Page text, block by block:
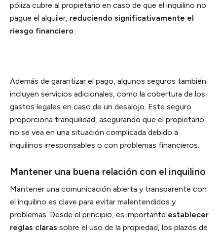
póliza cubre al propietario en caso de que el inquilino no
pague el alquiler, reduciendo significativamente el
riesgo financiero.
Además de garantizar el pago, algunos seguros también
incluyen servicios adicionales, como la cobertura de los
gastos legales en caso de un desalojo. Este seguro
proporciona tranquilidad, asegurando que el propietario
no se vea en una situación complicada debido a
inquilinos irresponsables o con problemas financieros.
Mantener una buena relación con el inquilino
Mantener una comunicación abierta y transparente con
el inquilino es clave para evitar malentendidos y
problemas. Desde el principio, es importante establecer
reglas claras sobre el uso de la propiedad, los plazos de